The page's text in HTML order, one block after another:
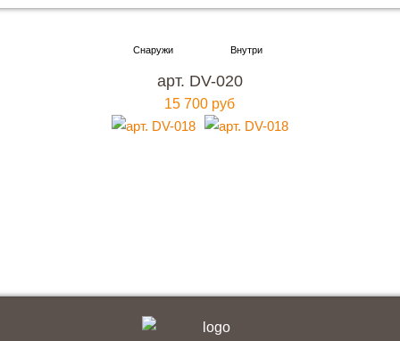
арт. DV-020
15 700 руб
Хотите купить металлическую входную дверь в
Москве
с гарантией качества и по привлекательной
цене?